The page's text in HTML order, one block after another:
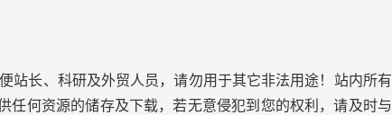
站长、科研及外贸人员，请勿用于其它非法用途！站内所有
任何资源的储存及下载，若无意侵犯到您的权利，请及时与